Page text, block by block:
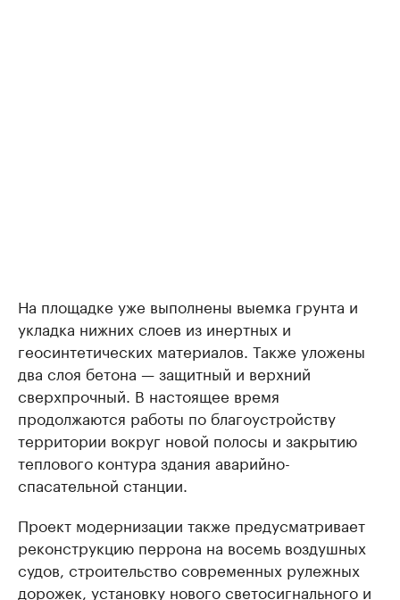
На площадке уже выполнены выемка грунта и
укладка нижних слоев из инертных и
геосинтетических материалов. Также уложены
два слоя бетона — защитный и верхний
сверхпрочный. В настоящее время
продолжаются работы по благоустройству
территории вокруг новой полосы и закрытию
теплового контура здания аварийно-
спасательной станции.
Проект модернизации также предусматривает
реконструкцию перрона на восемь воздушных
судов, строительство современных рулежных
дорожек, установку нового светосигнального и